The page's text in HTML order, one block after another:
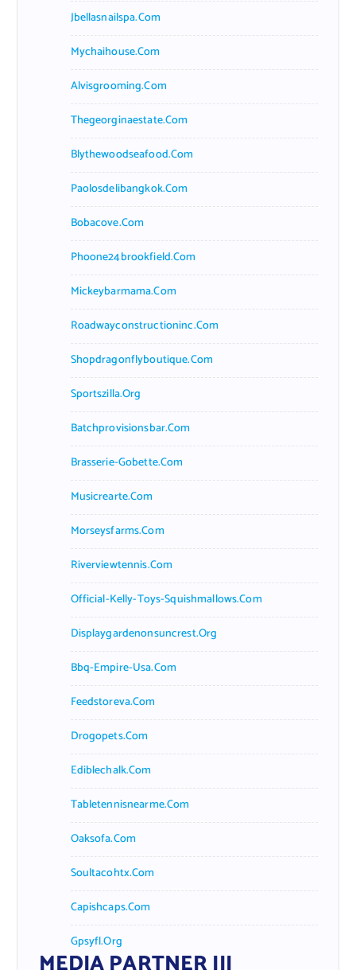
Jbellasnailspa.com
Mychaihouse.com
Alvisgrooming.com
Thegeorginaestate.com
Blythewoodseafood.com
Paolosdelibangkok.com
Bobacove.com
Phoone24brookfield.com
Mickeybarmama.com
Roadwayconstructioninc.com
Shopdragonflyboutique.com
Sportszilla.org
Batchprovisionsbar.com
Brasserie-Gobette.com
Musicrearte.com
Morseysfarms.com
Riverviewtennis.com
Official-Kelly-Toys-Squishmallows.com
Displaygardenonsuncrest.org
Bbq-Empire-Usa.com
Feedstoreva.com
Drogopets.com
Ediblechalk.com
Tabletennisnearme.com
Oaksofa.com
Soultacohtx.com
Capishcaps.com
Gpsyfl.org